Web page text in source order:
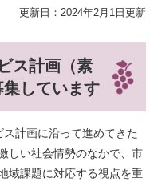
更新日：2024年2月1日更新
ス計画（素
しています
計画に沿って進めてきた
しい社会情勢のなかで、市
域課題に対応する視点を重